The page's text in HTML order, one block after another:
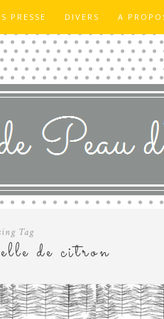
PRESSE DIVERS A
Tag
de citron